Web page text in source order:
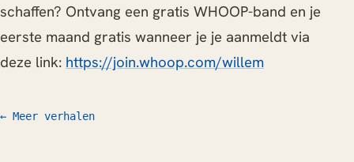
schaffen? Ontvang een gratis WHOOP-band en je
eerste maand gratis wanneer je je aanmeldt via
deze link: https://join.whoop.com/willem
← Meer verhalen